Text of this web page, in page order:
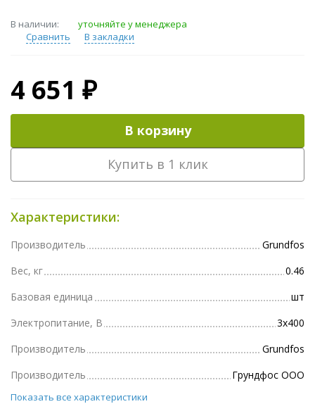
В наличии:
уточняйте у менеджера
Сравнить
В закладки
4 651 ₽
В корзину
Купить в 1 клик
Характеристики:
Производитель
Grundfos
Вес, кг
0.46
Базовая единица
шт
Электропитание, В
3х400
Производитель
Grundfos
Производитель
Грундфос ООО
Показать все характеристики